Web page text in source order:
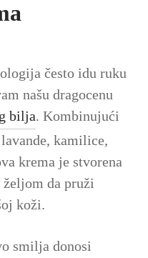
često idu ruku
našu dragocenu
bilja. Kombinujući
kamilice,
krema je stvorena
da pruži
koži.
smilja donosi